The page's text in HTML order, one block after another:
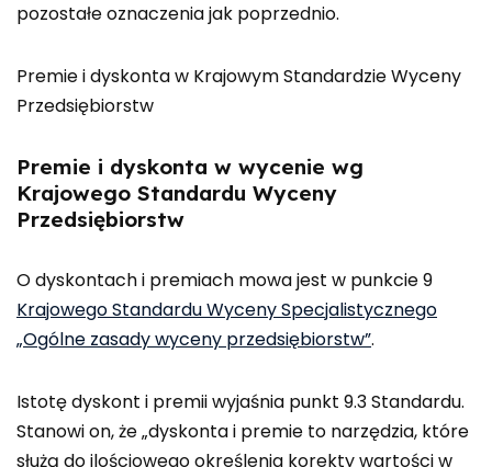
pozostałe oznaczenia jak poprzednio.
Premie i dyskonta w Krajowym Standardzie Wyceny
Przedsiębiorstw
Premie i dyskonta w wycenie wg
Krajowego Standardu Wyceny
Przedsiębiorstw
O dyskontach i premiach mowa jest w punkcie 9
Krajowego Standardu Wyceny Specjalistycznego
„Ogólne zasady wyceny przedsiębiorstw”.
Istotę dyskont i premii wyjaśnia punkt 9.3 Standardu.
Stanowi on, że „dyskonta i premie to narzędzia, które
służą do ilościowego określenia korekty wartości w